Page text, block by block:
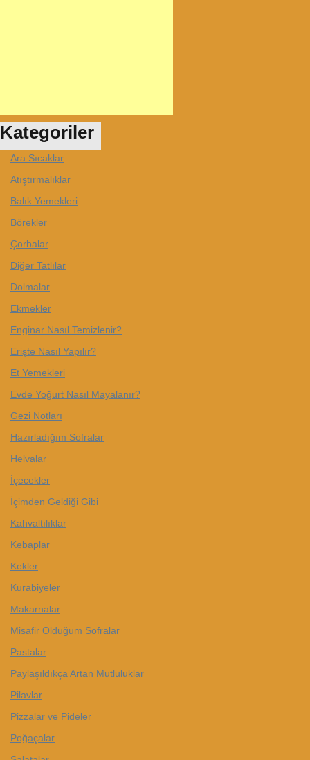
Kategoriler
Ara Sıcaklar
Atıştırmalıklar
Balık Yemekleri
Börekler
Çorbalar
Diğer Tatlılar
Dolmalar
Ekmekler
Enginar Nasıl Temizlenir?
Erişte Nasıl Yapılır?
Et Yemekleri
Evde Yoğurt Nasıl Mayalanır?
Gezi Notları
Hazırladığım Sofralar
Helvalar
İçecekler
İçimden Geldiği Gibi
Kahvaltılıklar
Kebaplar
Kekler
Kurabiyeler
Makarnalar
Misafir Olduğum Sofralar
Pastalar
Paylaşıldıkça Artan Mutluluklar
Pilavlar
Pizzalar ve Pideler
Poğaçalar